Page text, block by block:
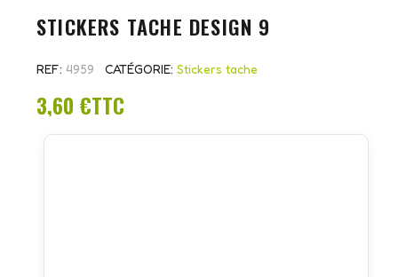
STICKERS TACHE DESIGN 9
REF 4959 CATÉGORIE Stickers tache
3,60 €TTC